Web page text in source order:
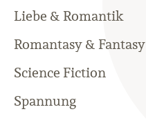
Liebe & Romantik
Romantasy & Fantasy
Science Fiction
Spannung